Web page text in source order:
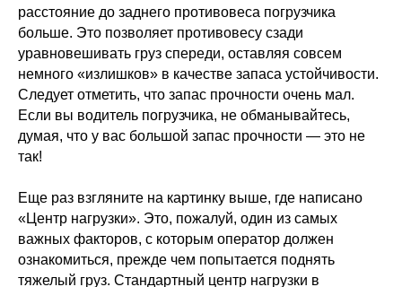
расстояние до заднего противовеса погрузчика
больше. Это позволяет противовесу сзади
уравновешивать груз спереди, оставляя совсем
немного «излишков» в качестве запаса устойчивости.
Следует отметить, что запас прочности очень мал.
Если вы водитель погрузчика, не обманывайтесь,
думая, что у вас большой запас прочности — это не
так!
Еще раз взгляните на картинку выше, где написано
«Центр нагрузки». Это, пожалуй, один из самых
важных факторов, с которым оператор должен
ознакомиться, прежде чем попытается поднять
тяжелый груз. Стандартный центр нагрузки в